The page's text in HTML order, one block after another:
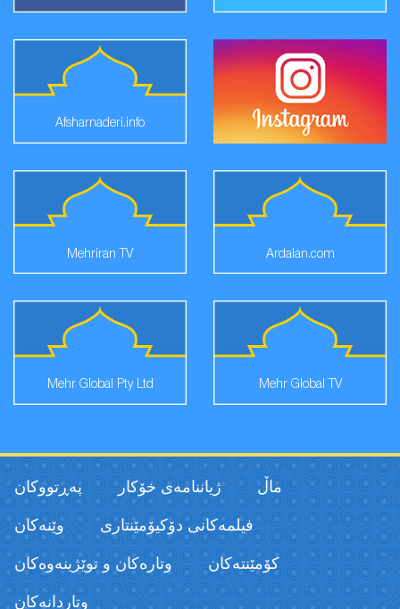
Afsharnaderi.info
Ardalan.com
Mehriran TV
Mehr Global TV
Mehr Global Pty Ltd
ماڵ ژیاننامەی خۆکار پەڕتووكان
فیلمەكانی دۆکیۆمێنتاری وێنەکان
كۆمێنتەكان وتارەکان و توێژینەوەکان
وتاردانەكان